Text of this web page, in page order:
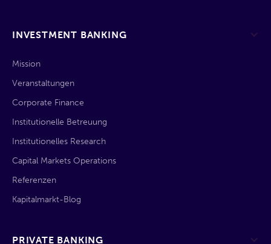
INVESTMENT BANKING
Mission
Veranstaltungen
Corporate Finance
Institutionelle Betreuung
Institutionelles Research
Capital Markets Operations
Referenzen
Kapitalmarkt-Blog
PRIVATE BANKING